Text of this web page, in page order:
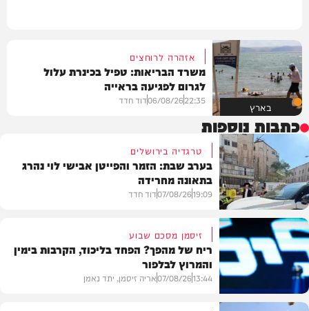
בארץ
אזהרה לרוחצים
משרד הבריאות: טפיל בכינרת עלול
לגרום לפגיעה בראייה
22:35
06/08/26דוד חדד
כתבות נוספות
בארץ
טרגדיה בירושלים
בערב שבת: הזמר והפייטן אבישי לוי נהרג
בתאונה מחרידה
19:09
07/08/26דוד חדד
זיסמן מסכם שבוע
ריח של מהפך? הפחד בליכוד, הקרבות בימין
והמרוץ לבלפור
13:44
07/08/26אריה זיסמן, יתד נאמן